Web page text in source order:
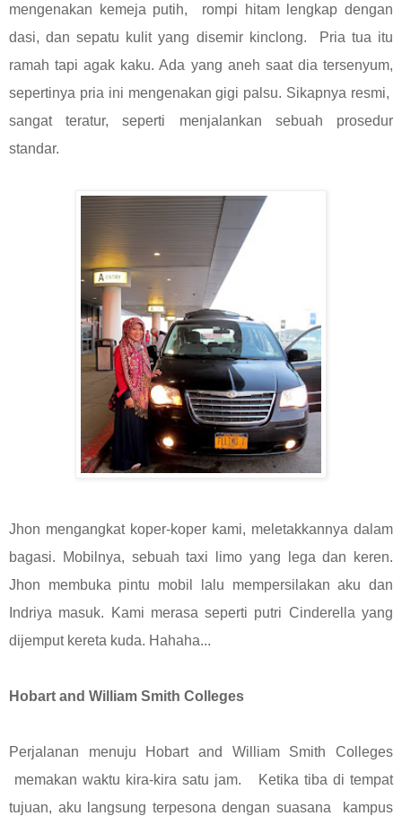
mengenakan kemeja putih, rompi hitam lengkap dengan
dasi, dan sepatu kulit yang disemir kinclong. Pria tua itu
ramah tapi agak kaku. Ada yang aneh saat dia tersenyum,
sepertinya pria ini mengenakan gigi palsu. Sikapnya resmi,
sangat teratur, seperti menjalankan sebuah prosedur
standar.
Jhon mengangkat koper-koper kami, meletakkannya dalam
bagasi. Mobilnya, sebuah taxi limo yang lega dan keren.
Jhon membuka pintu mobil lalu mempersilakan aku dan
Indriya masuk. Kami merasa seperti putri Cinderella yang
dijemput kereta kuda. Hahaha...
Hobart and William Smith Colleges
Perjalanan menuju Hobart and William Smith Colleges
memakan waktu kira-kira satu jam. Ketika tiba di tempat
tujuan, aku langsung terpesona dengan suasana kampus